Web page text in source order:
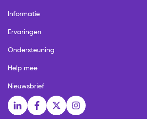
Informatie
Ervaringen
Ondersteuning
Help mee
Nieuwsbrief
Social media links
LinkedInFacebook
X Instagram